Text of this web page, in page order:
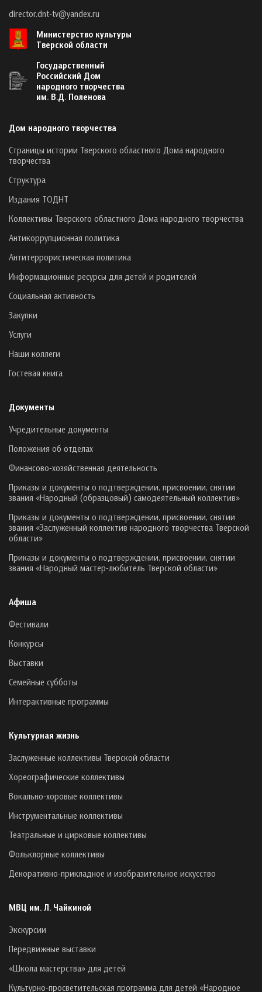
director.dnt-tv@yandex.ru
Министерство культуры
Тверской области
Государственный
Российский Дом
народного творчества
им. В.Д. Поленова
Дом народного творчества
Страницы истории Тверского областного Дома народного
творчества
Структура
Издания ТОДНТ
Коллективы Тверского областного Дома народного творчества
Антикоррупционная политика
Антитеррористическая политика
Информационные ресурсы для детей и родителей
Социальная активность
Закупки
Услуги
Наши коллеги
Гостевая книга
Документы
Учредительные документы
Положения об отделах
Финансово-хозяйственная деятельность
Приказы и документы о подтверждении, присвоении, снятии
звания «Народный (образцовый) самодеятельный коллектив»
Приказы и документы о подтверждении, присвоении, снятии
звания «Заслуженный коллектив народного творчества Тверской
области»
Приказы и документы о подтверждении, присвоении, снятии
звания «Народный мастер-любитель Тверской области»
Афиша
Фестивали
Конкурсы
Выставки
Семейные субботы
Интерактивные программы
Культурная жизнь
Заслуженные коллективы Тверской области
Хореографические коллективы
Вокально-хоровые коллективы
Инструментальные коллективы
Театральные и цирковые коллективы
Фольклорные коллективы
Декоративно-прикладное и изобразительное искусство
МВЦ им. Л. Чайкиной
Экскурсии
Передвижные выставки
«Школа мастерства» для детей
Культурно-просветительская программа для детей «Народное